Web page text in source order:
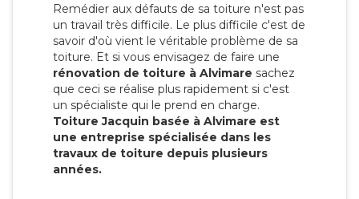
Remédier aux défauts de sa toiture n'est pas
un travail très difficile. Le plus difficile c'est de
savoir d'où vient le véritable problème de sa
toiture. Et si vous envisagez de faire une
rénovation de toiture à Alvimare sachez
que ceci se réalise plus rapidement si c'est
un spécialiste qui le prend en charge.
Toiture Jacquin basée à Alvimare est
une entreprise spécialisée dans les
travaux de toiture depuis plusieurs
années.